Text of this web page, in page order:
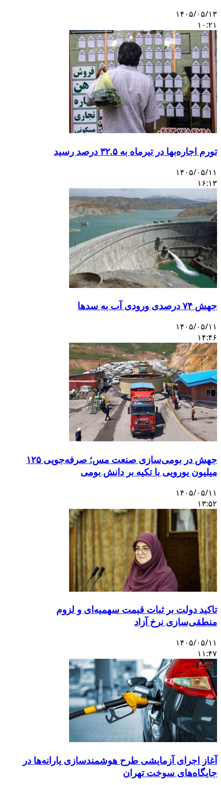
۱۴۰۵/۰۵/۱۳
۱۰:۲۱
تورم اجاره‌بها در تیرماه به ۳۲.۵ درصد رسید
۱۴۰۵/۰۵/۱۱
۱۶:۱۳
جهش ۷۴ درصدی ورودی آب به سدها
۱۴۰۵/۰۵/۱۱
۱۴:۴۶
جهش در بومی‌سازی صنعت مس؛ صرفه‌جویی ۱۲۵
میلیون یورویی با تکیه بر دانش بومی
۱۴۰۵/۰۵/۱۱
۱۳:۵۲
تاکید دولت بر ثبات قیمت سهمیه‌ای و لزوم
منطقی‌سازی نرخ آزاد
۱۴۰۵/۰۵/۱۱
۱۱:۴۷
آغاز اجرای آزمایشی طرح هوشمندسازی یارانه‌ها در
جایگاه‌های سوخت تهران